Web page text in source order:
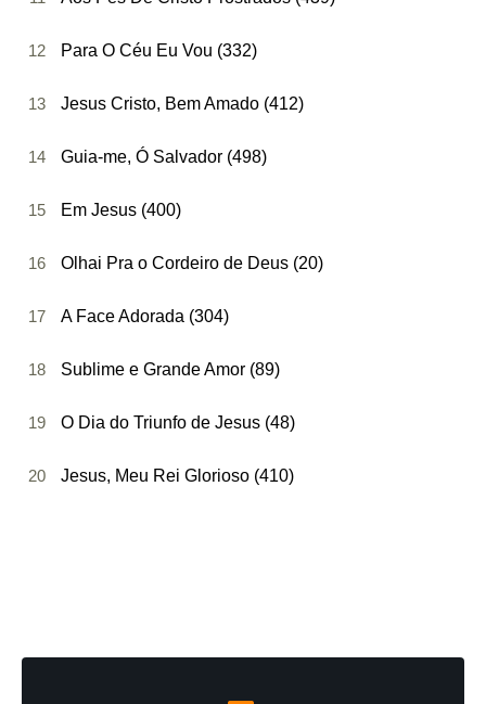
12 Para O Céu Eu Vou (332)
13 Jesus Cristo, Bem Amado (412)
14 Guia-me, Ó Salvador (498)
15 Em Jesus (400)
16 Olhai Pra o Cordeiro de Deus (20)
17 A Face Adorada (304)
18 Sublime e Grande Amor (89)
19 O Dia do Triunfo de Jesus (48)
20 Jesus, Meu Rei Glorioso (410)